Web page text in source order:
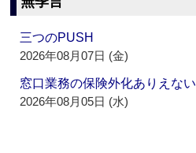
三つのPUSH
2026年08月07日 (金)
窓口業務の保険外化ありえない
2026年08月05日 (水)